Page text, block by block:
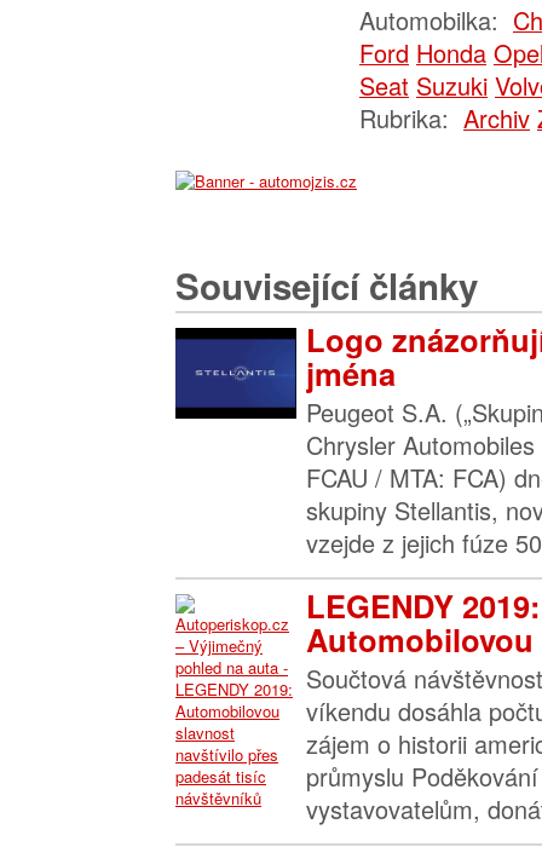
Automobilka:
Ford Honda
Seat Suzuki
Rubrika: Archiv
Související články
Logo
jména
Peugeot S.A.
Chrysler Automobiles
FCAU / MTA: FCA)
skupiny Stellantis,
vzejde z jejich fúze
LEGENDY 2019:
Automobilovou
Součtová
víkendu dosáhla
zájem o historii
průmyslu
vystavovatelům,